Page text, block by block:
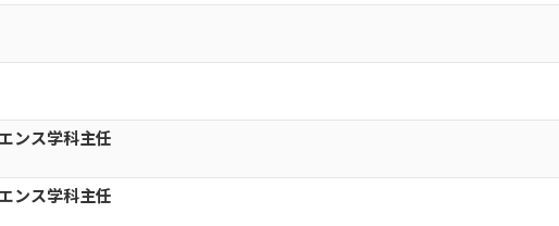
ンス学科主任
ンス学科主任